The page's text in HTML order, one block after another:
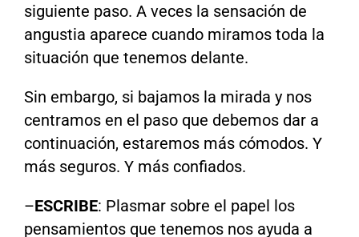
siguiente paso. A veces la sensación de
angustia aparece cuando miramos toda la
situación que tenemos delante.
Sin embargo, si bajamos la mirada y nos
centramos en el paso que debemos dar a
continuación, estaremos más cómodos. Y
más seguros. Y más confiados.
–ESCRIBE: Plasmar sobre el papel los
pensamientos que tenemos nos ayuda a